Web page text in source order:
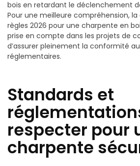
bois en retardant le déclenchement
Pour une meilleure compréhension,
règles 2026 pour une charpente en
prise en compte dans les projets de
d’assurer pleinement la conformité
réglementaires.
Standards et
respecter pour
charpente